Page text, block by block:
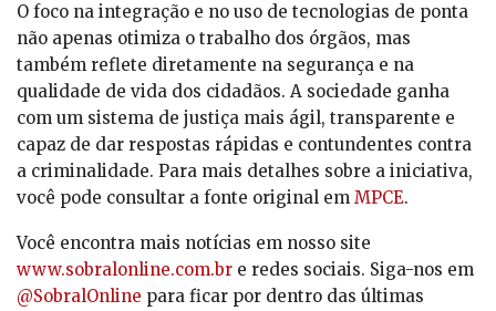
O foco na integração e no uso de tecnologias de ponta
não apenas otimiza o trabalho dos órgãos, mas
também reflete diretamente na segurança e na
qualidade de vida dos cidadãos. A sociedade ganha
com um sistema de justiça mais ágil, transparente e
capaz de dar respostas rápidas e contundentes contra
a criminalidade. Para mais detalhes sobre a iniciativa,
você pode consultar a fonte original em MPCE.
Você encontra mais notícias em nosso site
www.sobralonline.com.br e redes sociais. Siga-nos em
@SobralOnline para ficar por dentro das últimas